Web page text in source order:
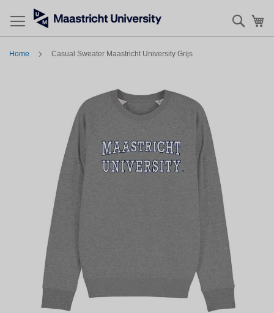
Home Casual Sweater Maastricht University Grijs